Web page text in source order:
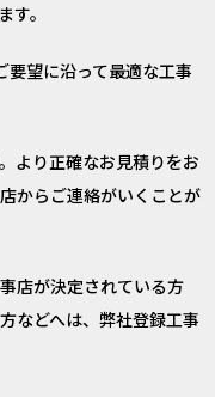
。
望に沿って最適な工事
より正確なお見積りをお
からご連絡がいくことが
店が決定されている方
などへは、弊社登録工事